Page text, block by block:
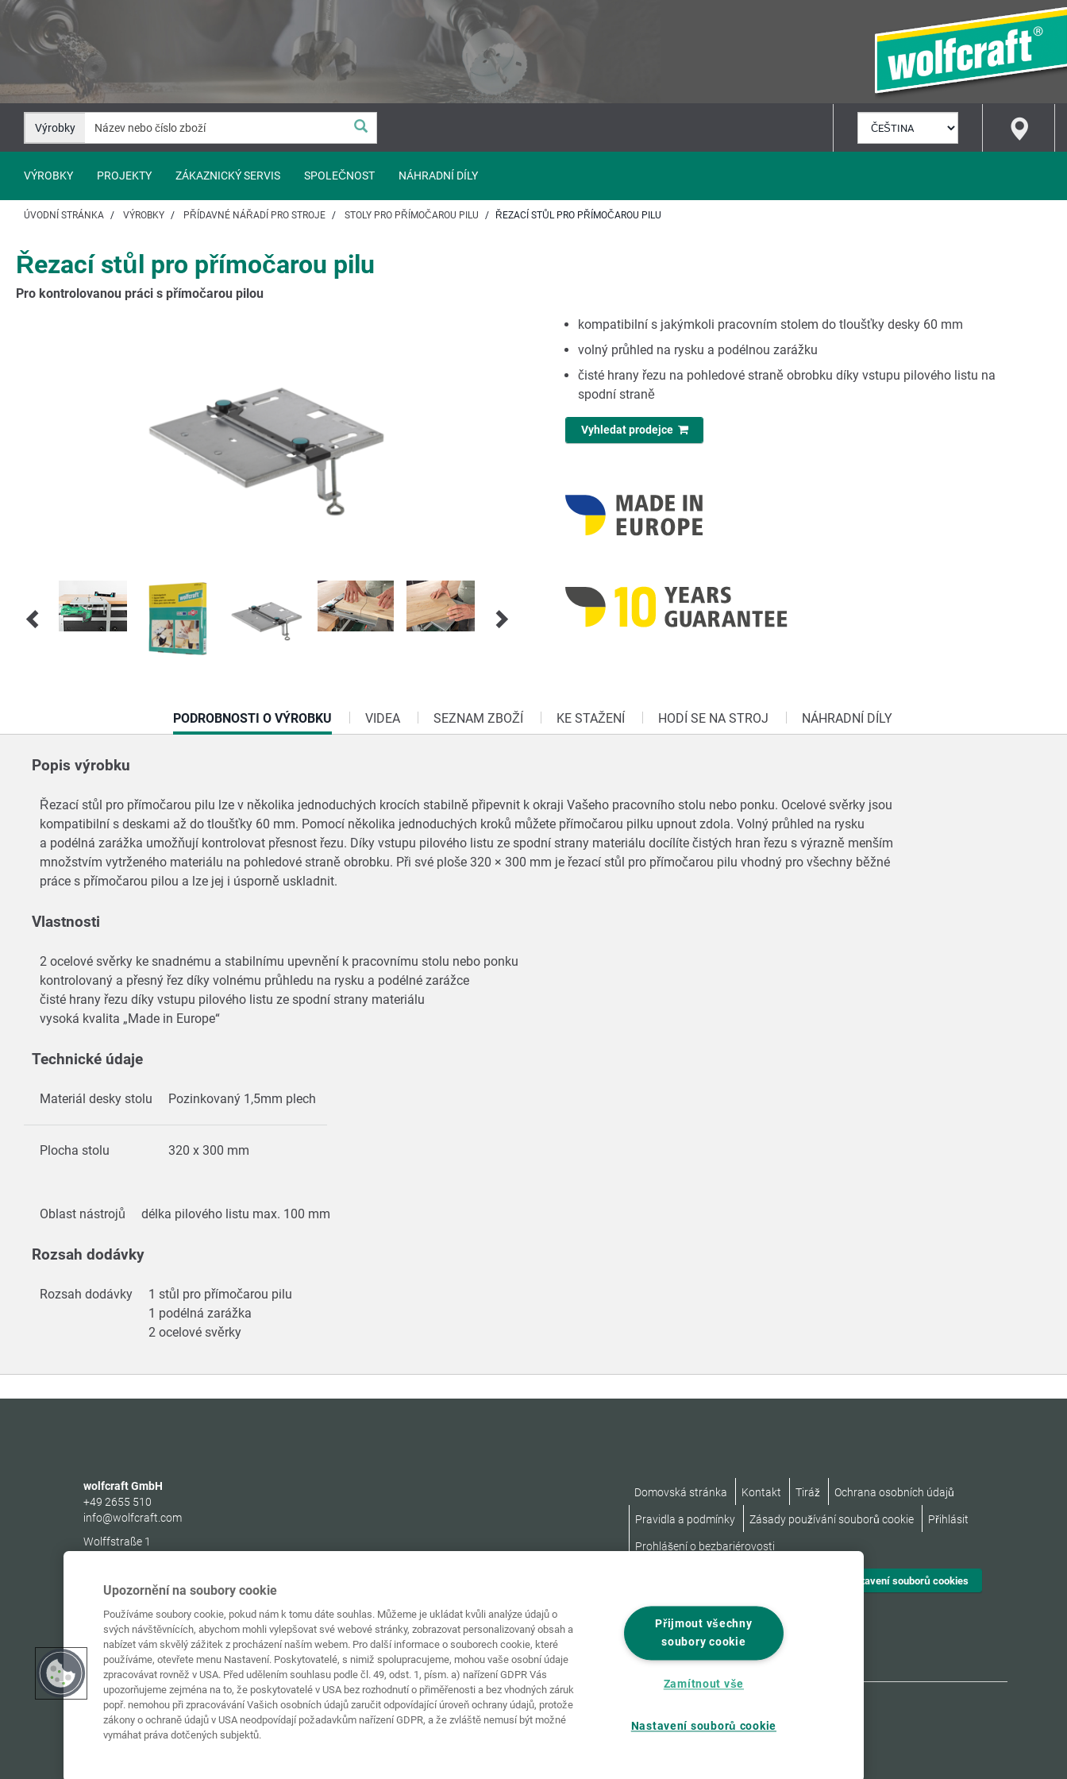
Přejít
Obsah
Přejít
Navigaci
Výrobky
VYBRAT
JAZYK
VÝROBKY PROJEKTY ZÁKAZNICKÝ SERVIS SPOLEČNOST NÁHRADNÍ DÍLY
ÚVODNÍ STRÁNKA VÝROBKY PŘÍDAVNÉ NÁŘADÍ PRO STROJE STOLY PRO PŘÍMOČAROU PILU ŘEZACÍ STŮL PRO PŘÍMOČAROU PILU
Řezací stůl pro přímočarou pilu
Pro kontrolovanou práci s přímočarou pilou
kompatibilní s jakýmkoli pracovním stolem do tloušťky desky 60 mm
volný průhled na rysku a podélnou zarážku
čisté hrany řezu na pohledové straně obrobku díky vstupu pilového listu na
spodní straně
Vyhledat prodejce
CURRENT
TAB:
PODROBNOSTI O VÝROBKU VIDEA SEZNAM ZBOŽÍ KE STAŽENÍ HODÍ SE NA STROJ NÁHRADNÍ DÍLY
Popis výrobku
Řezací stůl pro přímočarou pilu lze v několika jednoduchých krocích stabilně připevnit k okraji Vašeho pracovního stolu nebo ponku. Ocelové svěrky jsou
kompatibilní s deskami až do tloušťky 60 mm. Pomocí několika jednoduchých kroků můžete přímočarou pilku upnout zdola. Volný průhled na rysku
a podélná zarážka umožňují kontrolovat přesnost řezu. Díky vstupu pilového listu ze spodní strany materiálu docílíte čistých hran řezu s výrazně menším
množstvím vytrženého materiálu na pohledové straně obrobku. Při své ploše 320 × 300 mm je řezací stůl pro přímočarou pilu vhodný pro všechny běžné
práce s přímočarou pilou a lze jej i úsporně uskladnit.
Vlastnosti
2 ocelové svěrky ke snadnému a stabilnímu upevnění k pracovnímu stolu nebo ponku
kontrolovaný a přesný řez díky volnému průhledu na rysku a podélné zarážce
čisté hrany řezu díky vstupu pilového listu ze spodní strany materiálu
vysoká kvalita „Made in Europe“
Technické údaje
Materiál desky stolu Pozinkovaný 1,5mm plech
Plocha stolu 320 x 300 mm
Oblast nástrojů délka pilového listu max. 100 mm
Rozsah dodávky
Rozsah dodávky
1 stůl pro přímočarou pilu
1 podélná zarážka
2 ocelové svěrky
wolfcraft GmbH
+49 2655 510
info@wolfcraft.com
Wolffstraße 1
Domovská stránka Kontakt Tiráž Ochrana osobních údajů
Pravidla a podmínky Zásady používání souborů cookie Přihlásit
Prohlášení o bezbariérovosti
Nastavení souborů cookies
Upozornění na soubory cookie
Používáme soubory cookie, pokud nám k tomu dáte souhlas. Můžeme je ukládat kvůli analýze údajů o
svých návštěvnících, abychom mohli vylepšovat své webové stránky, zobrazovat personalizovaný obsah a
nabízet vám skvělý zážitek z procházení naším webem. Pro další informace o souborech cookie, které
používáme, otevřete menu Nastavení. Poskytovatelé, s nimiž spolupracujeme, mohou vaše osobní údaje
zpracovávat rovněž v USA. Před udělením souhlasu podle čl. 49, odst. 1, písm. a) nařízení GDPR Vás
upozorňujeme zejména na to, že poskytovatelé v USA bez rozhodnutí o přiměřenosti a bez vhodných záruk
popř. nemohou při zpracovávání Vašich osobních údajů zaručit odpovídající úroveň ochrany údajů, protože
zákony o ochraně údajů v USA neodpovídají požadavkům nařízení GDPR, a že zvláště nemusí být možné
vymáhat práva dotčených subjektů.
Přijmout všechny
soubory cookie
Zamítnout vše
Nastavení souborů cookie